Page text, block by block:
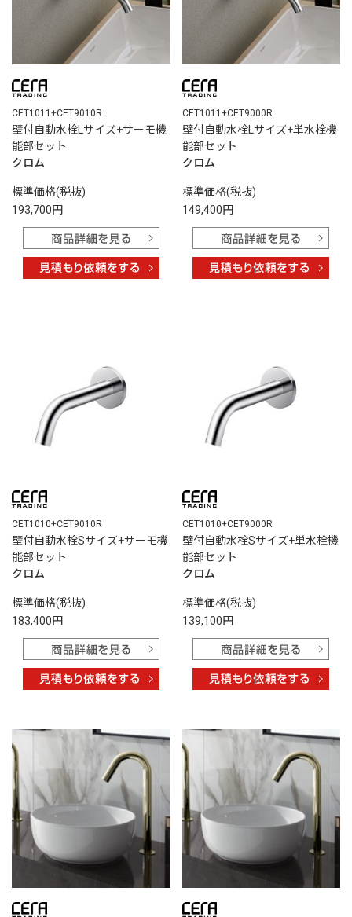
CET1011+CET9010R
壁付自動水栓Lサイズ+サーモ機
能部セット
クロム
標準価格(税抜)
193,700円
CET1011+CET9000R
壁付自動水栓Lサイズ+単水栓機
能部セット
クロム
標準価格(税抜)
149,400円
CET1010+CET9010R
壁付自動水栓Sサイズ+サーモ機
能部セット
クロム
標準価格(税抜)
183,400円
CET1010+CET9000R
壁付自動水栓Sサイズ+単水栓機
能部セット
クロム
標準価格(税抜)
139,100円